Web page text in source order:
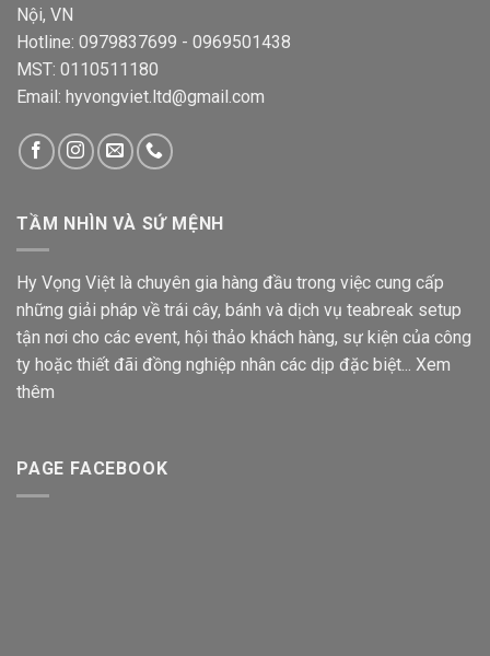
Nội, VN
Hotline: 0979837699 - 0969501438
MST: 0110511180
Email: hyvongviet.ltd@gmail.com
TẦM NHÌN VÀ SỨ MỆNH
Hy Vọng Việt là chuyên gia hàng đầu trong việc cung cấp
những giải pháp về trái cây, bánh và dịch vụ teabreak setup
tận nơi cho các event, hội thảo khách hàng, sự kiện của công
ty hoặc thiết đãi đồng nghiệp nhân các dịp đặc biệt... Xem
thêm
PAGE FACEBOOK